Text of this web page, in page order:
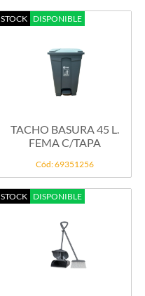
STOCK DISPONIBLE
TACHO BASURA 45 L.
FEMA C/TAPA
Cód: 69351256
STOCK DISPONIBLE